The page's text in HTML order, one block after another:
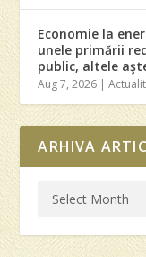
Economie la
unele primării
public, altele
Aug 7, 2026 |
ARHIVA